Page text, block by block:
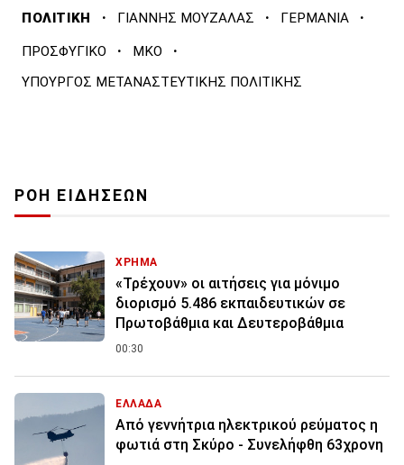
ΠΟΛΙΤΙΚΗ · ΓΙΑΝΝΗΣ ΜΟΥΖΑΛΑΣ · ΓΕΡΜΑΝΙΑ ·
ΠΡΟΣΦΥΓΙΚΟ · ΜΚΟ ·
ΥΠΟΥΡΓΟΣ ΜΕΤΑΝΑΣΤΕΥΤΙΚΗΣ ΠΟΛΙΤΙΚΗΣ
ΡΟΗ ΕΙΔΗΣΕΩΝ
ΧΡΗΜΑ
«Τρέχουν» οι αιτήσεις για μόνιμο
διορισμό 5.486 εκπαιδευτικών σε
Πρωτοβάθμια και Δευτεροβάθμια
00:30
ΕΛΛΑΔΑ
Από γεννήτρια ηλεκτρικού ρεύματος η
φωτιά στη Σκύρο - Συνελήφθη 63χρονη